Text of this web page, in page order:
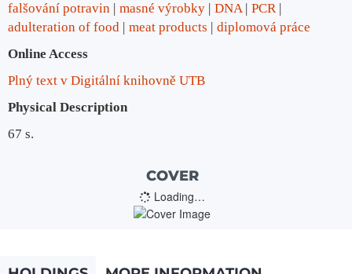
falšování potravin
masné výrobky DNA
PCR
adulteration of food
meat products
diplomová práce
Online Access
Plný text v Digitální knihovně UTB
Physical Description
67 s.
COVER
Loading…